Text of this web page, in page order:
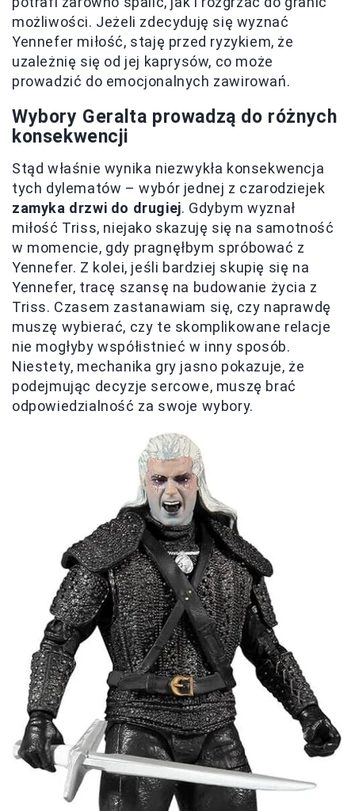
możliwości. Jeżeli zdecyduję się wyznać
Yennefer miłość, staję przed ryzykiem, że
uzależnię się od jej kaprysów, co może
prowadzić do emocjonalnych zawirowań.
Wybory Geralta prowadzą do różnych
konsekwencji
Stąd właśnie wynika niezwykła konsekwencja
tych dylematów – wybór jednej z czarodziejek
zamyka drzwi do drugiej. Gdybym wyznał
miłość Triss, niejako skazuję się na samotność
w momencie, gdy pragnęłbym spróbować z
Yennefer. Z kolei, jeśli bardziej skupię się na
Yennefer, tracę szansę na budowanie życia z
Triss. Czasem zastanawiam się, czy naprawdę
muszę wybierać, czy te skomplikowane relacje
nie mogłyby współistnieć w inny sposób.
Niestety, mechanika gry jasno pokazuje, że
podejmując decyzje sercowe, muszę brać
odpowiedzialność za swoje wybory.